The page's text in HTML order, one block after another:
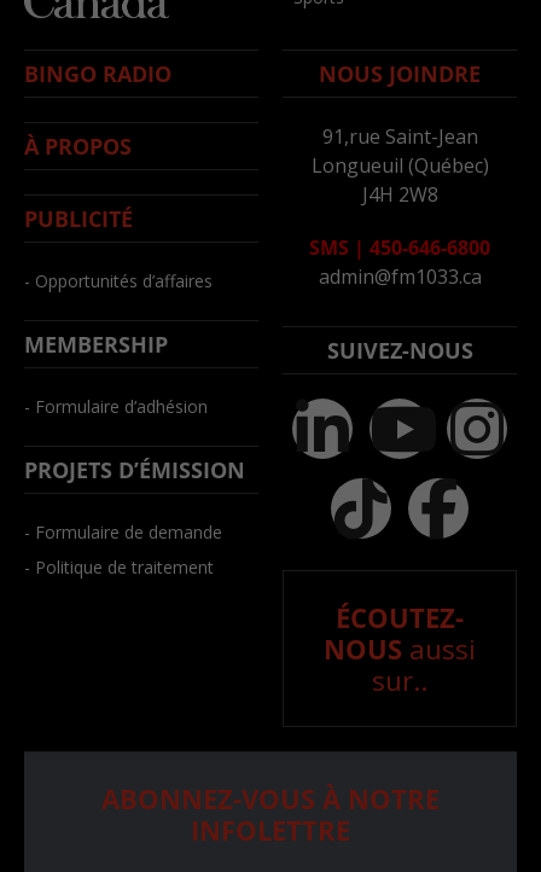
BINGO RADIO
À PROPOS
PUBLICITÉ
- Opportunités d’affaires
MEMBERSHIP
- Formulaire d’adhésion
PROJETS D’ÉMISSION
- Formulaire de demande
- Politique de traitement
NOUS JOINDRE
91,rue Saint-Jean
Longueuil (Québec)
J4H 2W8
SMS | 450-646-6800
admin@fm1033.ca
SUIVEZ-NOUS
ÉCOUTEZ-
NOUS aussi
sur..
ABONNEZ-VOUS À NOTRE
INFOLETTRE